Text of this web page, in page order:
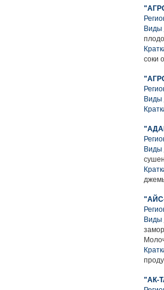
Виды
соки
Виды
Виды
Виды
"АК-